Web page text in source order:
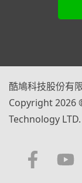
酷鳩科技股份有
Copyright 2026
Technology LTD.